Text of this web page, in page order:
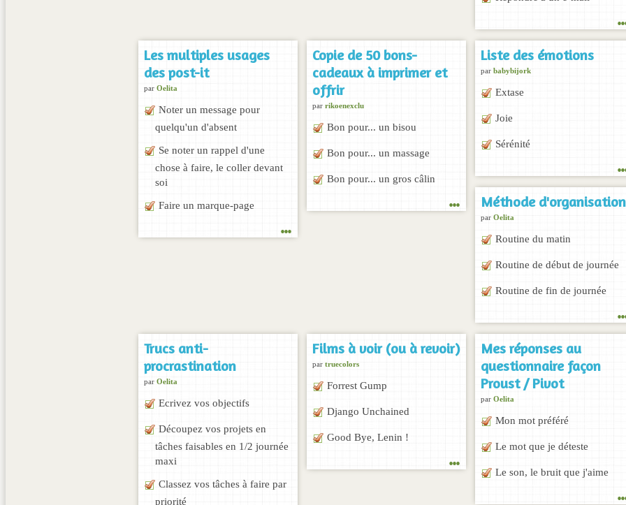
Les multiples usages
des post-it
par Oelita
Noter un message pour
quelqu'un d'absent
Se noter un rappel d'une
chose à faire, le coller devant
soi
Faire un marque-page
...
Copie de 50 bons-
cadeaux à imprimer et
offrir
par rikoenexclu
Bon pour... un bisou
Bon pour... un massage
Bon pour... un gros câlin
...
Liste des émotions
par babybijork
Extase
Joie
Sérénité
Méthode d'organisation
par Oelita
Routine du matin
Routine de début de journée
Routine de fin de journée
Trucs anti-
procrastination
par Oelita
Ecrivez vos objectifs
Découpez vos projets en
tâches faisables en 1/2 journée
maxi
Classez vos tâches à faire par
priorité
Films à voir (ou à revoir)
par truecolors
Forrest Gump
Django Unchained
Good Bye, Lenin !
...
Mes réponses au
questionnaire façon
Proust / Pivot
par Oelita
Mon mot préféré
Le mot que je déteste
Le son, le bruit que j'aime